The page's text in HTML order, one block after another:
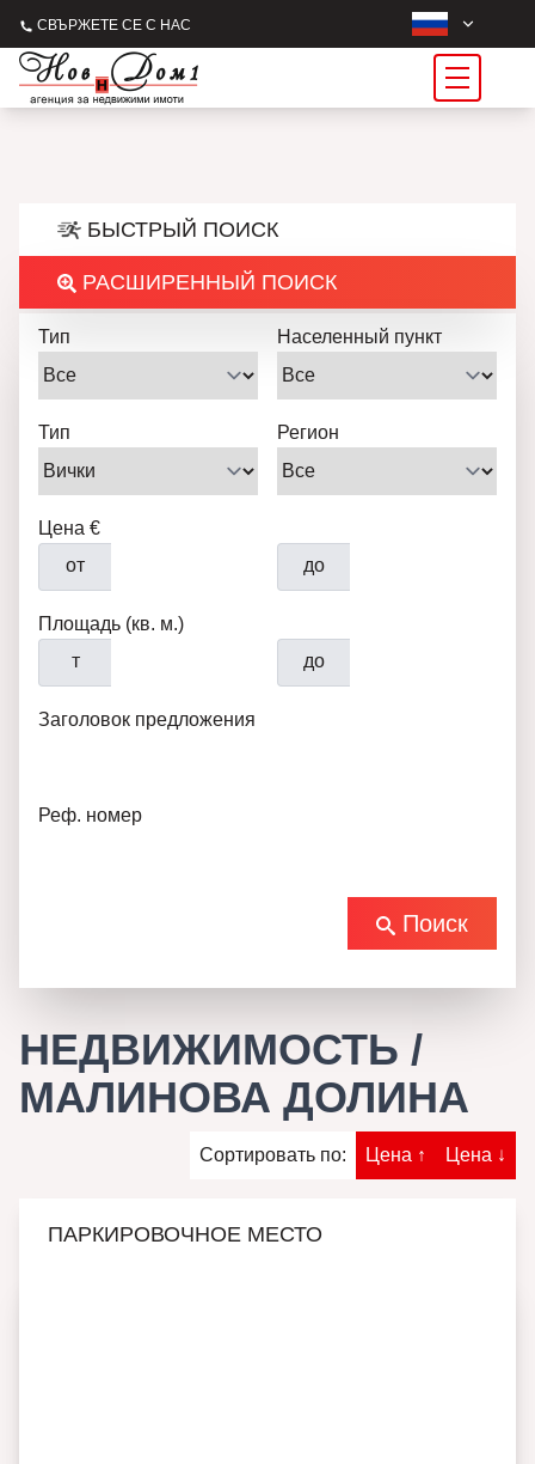
СВЪРЖЕТЕ СЕ С НАС
БЫСТРЫЙ ПОИСК
РАСШИРЕННЫЙ ПОИСК
Тип Населенный пункт
Тип Регион
Цена €
от
до
Площадь (кв. м.)
т
до
Заголовок предложения
Реф. номер
Поиск
НЕДВИЖИМОСТЬ /
МАЛИНОВА ДОЛИНА
Сортировать по: Цена ↑ Цена ↓
ПАРКИРОВОЧНОЕ МЕСТО